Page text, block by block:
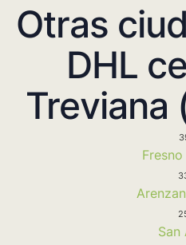
Otras
DHL
Treviana
San